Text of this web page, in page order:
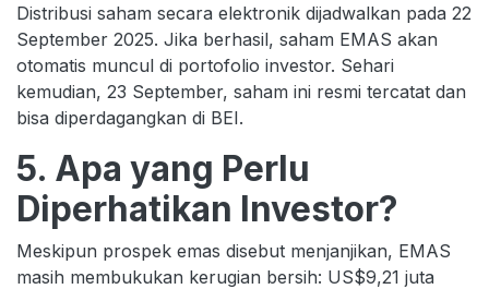
Distribusi saham secara elektronik dijadwalkan pada 22
September 2025. Jika berhasil, saham EMAS akan
otomatis muncul di portofolio investor. Sehari
kemudian, 23 September, saham ini resmi tercatat dan
bisa diperdagangkan di BEI.
5. Apa yang Perlu
Diperhatikan Investor?
Meskipun prospek emas disebut menjanjikan, EMAS
masih membukukan kerugian bersih: US$9,21 juta